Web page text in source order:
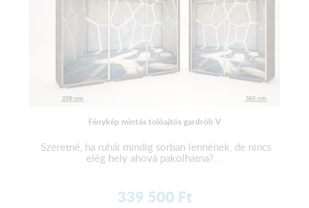
Fénykép mintás tolóajtós gardrób V
Szeretné, ha ruhái mindig sorban lennének, de nincs
elég hely ahová pakolhatna?...
339 500 Ft